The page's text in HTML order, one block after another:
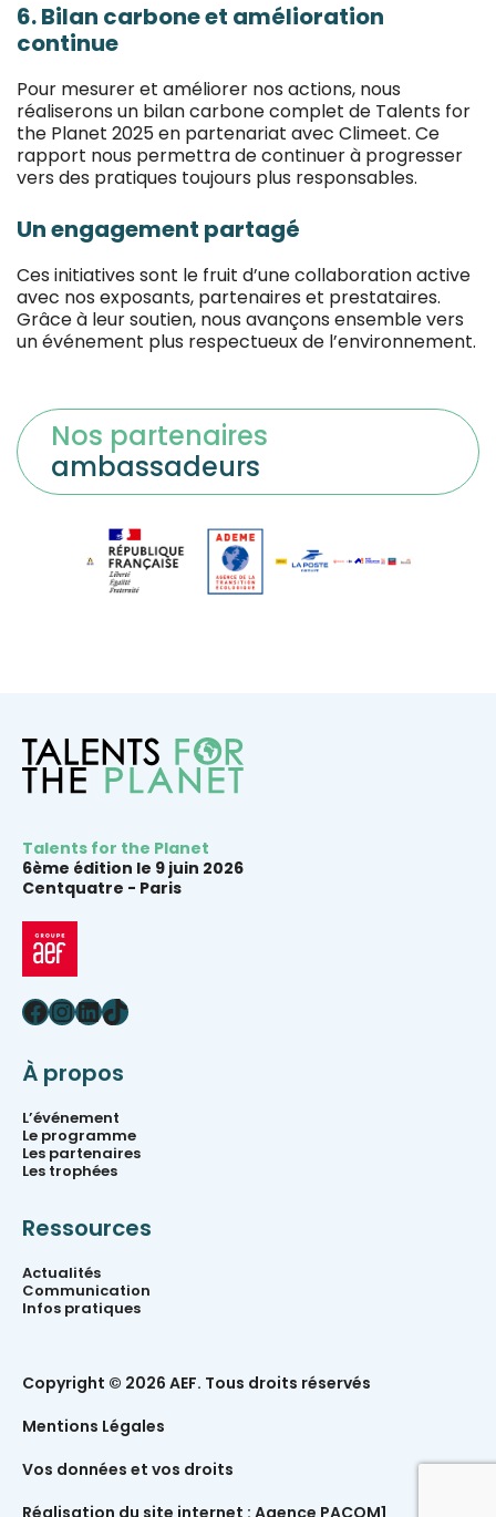
6. Bilan carbone et amélioration
continue
Pour mesurer et améliorer nos actions, nous
réaliserons un bilan carbone complet de Talents for
the Planet 2025 en partenariat avec Climeet. Ce
rapport nous permettra de continuer à progresser
vers des pratiques toujours plus responsables.
Un engagement partagé
Ces initiatives sont le fruit d’une collaboration active
avec nos exposants, partenaires et prestataires.
Grâce à leur soutien, nous avançons ensemble vers
un événement plus respectueux de l’environnement.
Nos partenaires
ambassadeurs
Talents for the Planet
6ème édition le 9 juin 2026
Centquatre - Paris
Facebook
Instagram
LinkedIn
TikTok
À propos
L’événement
Le programme
Les partenaires
Les trophées
Ressources
Actualités
Communication
Infos pratiques
Copyright © 2026 AEF. Tous droits réservés
Mentions Légales
Vos données et vos droits